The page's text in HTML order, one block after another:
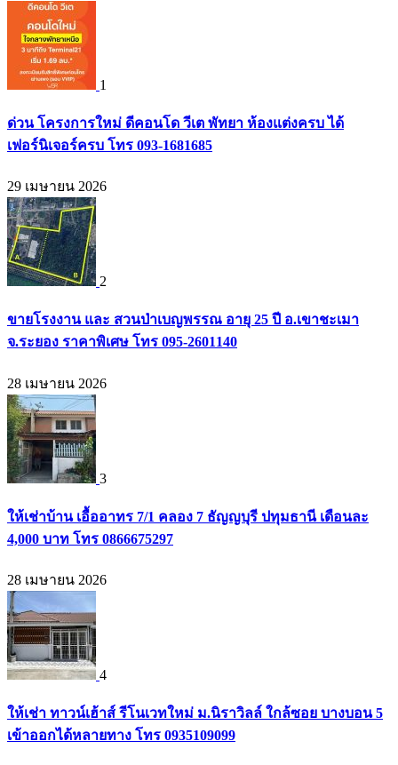
1
ด่วน โครงการใหม่ ดีคอนโด วีเต พัทยา ห้องแต่งครบ ได้
เฟอร์นิเจอร์ครบ โทร 093-1681685
29 เมษายน 2026
2
ขายโรงงาน และ สวนป่าเบญพรรณ อายุ 25 ปี อ.เขาชะเมา
จ.ระยอง ราคาพิเศษ โทร 095-2601140
28 เมษายน 2026
3
ให้เช่าบ้าน เอื้ออาทร 7/1 คลอง 7 ธัญญบุรี ปทุมธานี เดือนละ
4,000 บาท โทร 0866675297
28 เมษายน 2026
4
ให้เช่า ทาวน์เฮ้าส์ รีโนเวทใหม่ ม.นิราวิลล์ ใกล้ซอย บางบอน 5
เข้าออกได้หลายทาง โทร 0935109099